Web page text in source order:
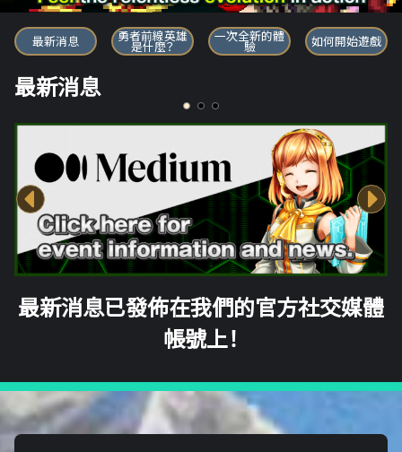
勇者前線英雄
最新消息 勇者前線英雄
是什麼？
一次全新的體
驗 如何開始遊戲
最新消息
最新消息已發佈在我們的官方社交媒體
帳號上！